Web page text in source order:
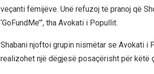
veçanti fëmijëve. Unë refuzoj të pranoj që
‘GoFundMe’”, tha Avokati i Popullit.
Shabani njoftoi grupin nismëtar se Avokati i
realizohet një dëgjesë posaçërisht për këtë